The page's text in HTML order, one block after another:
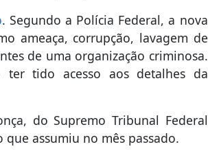
. Segundo a Polícia Federal, a nova
ameaça, corrupção, lavagem de
de uma organização criminosa.
tido acesso aos detalhes da
do Supremo Tribunal Federal
assumiu no mês passado.